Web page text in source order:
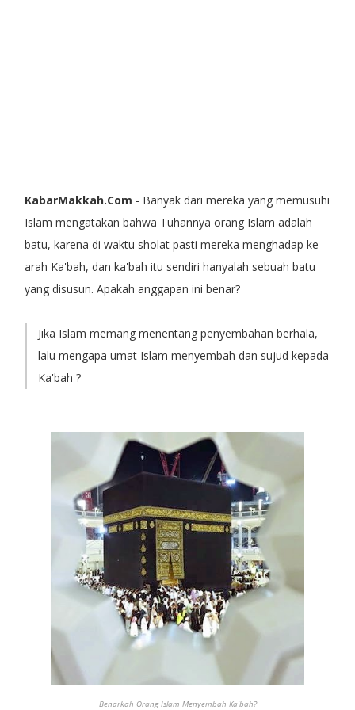
KabarMakkah.Com - Banyak dari mereka yang memusuhi
Islam mengatakan bahwa Tuhannya orang Islam adalah
batu, karena di waktu sholat pasti mereka menghadap ke
arah Ka'bah, dan ka'bah itu sendiri hanyalah sebuah batu
yang disusun. Apakah anggapan ini benar?
Jika Islam memang menentang penyembahan berhala,
lalu mengapa umat Islam menyembah dan sujud kepada
Ka'bah ?
Benarkah Orang Islam Menyembah Ka'bah?